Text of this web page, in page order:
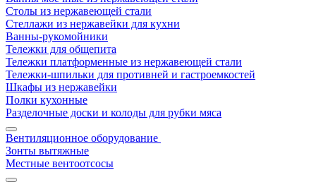
Столы из нержавеющей стали
Стеллажи из нержавейки для кухни
Ванны-рукомойники
Тележки для общепита
Тележки платформенные из нержавеющей стали
Тележки-шпильки для противней и гастроемкостей
Шкафы из нержавейки
Полки кухонные
Разделочные доски и колоды для рубки мяса
Вентиляционное оборудование
Зонты вытяжные
Местные вентоотсосы